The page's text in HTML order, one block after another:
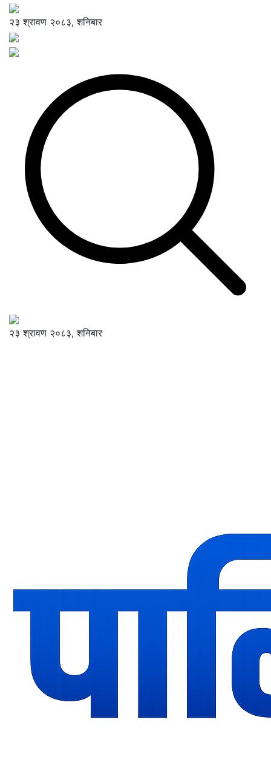
२३ श्रावण २०८३, शनिबार
२३ श्रावण २०८३, शनिबार